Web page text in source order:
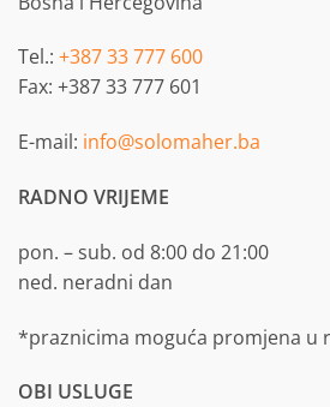
Tel.: +387 33 777 600
Fax: +387 33 777 601
E-mail: info@solomaher.ba
RADNO VRIJEME
pon. – sub. od 8:00 do 21:00
ned. neradni dan
*praznicima moguća promjena u
OBI USLUGE